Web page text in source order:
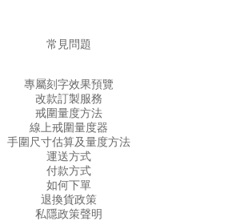
常見問題
專屬刻字效果預覽
改款訂製服務
戒圍量度方法
線上戒圍量度器
手圍尺寸估算及量度方法
運送方式
付款方式
如何下單
退換貨政策
私隱政策聲明